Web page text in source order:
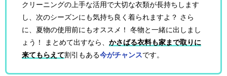
クリーニングの上手な活用で大切な衣類が長持ちします
し、次のシーズンにも気持ち良く着られますよ？ さら
に、夏物の使用前にもオススメ！ 冬物と一緒に出しまし
ょう！ まとめて出すなら、かさばる衣料も家まで取りに
来てもらえて割引もある今がチャンスです。